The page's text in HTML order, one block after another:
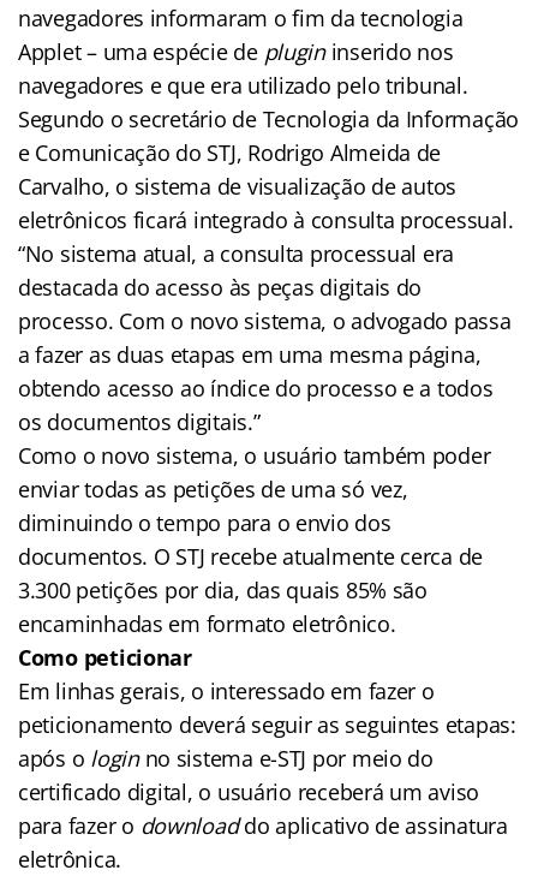
navegadores informaram o fim da tecnologia
Applet – uma espécie de plugininserido nos
navegadores e que era utilizado pelo tribunal.
Segundo o secretário de Tecnologia da Informação
e Comunicação do STJ, Rodrigo Almeida de
Carvalho, o sistema de visualização de autos
eletrônicos ficará integrado à consulta processual.
“No sistema atual, a consulta processual era
destacada do acesso às peças digitais do
processo. Com o novo sistema, o advogado passa
a fazer as duas etapas em uma mesma página,
obtendo acesso ao índice do processo e a todos
os documentos digitais.”
Como o novo sistema, o usuário também poder
enviar todas as petições de uma só vez,
diminuindo o tempo para o envio dos
documentos. O STJ recebe atualmente cerca de
3.300 petições por dia, das quais 85% são
encaminhadas em formato eletrônico.
Como peticionar
Em linhas gerais, o interessado em fazer o
peticionamento deverá seguir as seguintes etapas:
após o loginno sistema e-STJ por meio do
certificado digital, o usuário receberá um aviso
para fazer o downloaddo aplicativo de assinatura
eletrônica.